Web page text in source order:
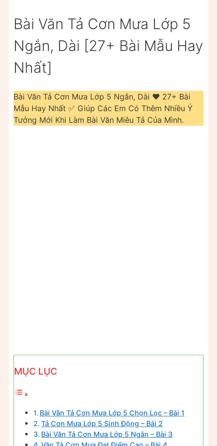
Bài Văn Tả Cơn Mưa Lớp 5
Ngắn, Dài [27+ Bài Mẫu Hay
Nhất]
Bài Văn Tả Cơn Mưa Lớp 5 Ngắn, Dài ❤️️ 27+ Bài
Mẫu Hay Nhất ✅ Giúp Các Em Có Thêm Nhiều Ý
Tưởng Mới Khi Làm Bài Văn Miêu Tả Của Mình.
MỤC LỤC
Bài Văn Tả Cơn Mưa Lớp 5 Chọn Lọc – Bài 1
Tả Cơn Mưa Lớp 5 Sinh Động – Bài 2
Bài Văn Tả Cơn Mưa Lớp 5 Ngắn – Bài 3